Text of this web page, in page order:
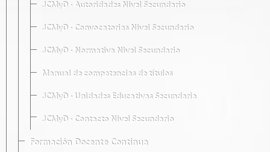
JCMyD · Autoridades Nivel Secundario
JCMyD · Convocatorias Nivel Secundario
JCMyD · Normativa Nivel Secundario
Manual de competencias de títulos
JCMyD · Unidades Educativas Secundaria
JCMyD · Contacto Nivel Secundario
Formación Docente Continua